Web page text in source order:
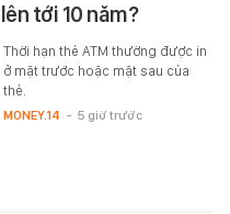
tới 10 năm?
Thời hạn thẻ ATM thường được in
ở mặt trước hoặc mặt sau của
thẻ.
MONEY.14 - 5 giờ trước